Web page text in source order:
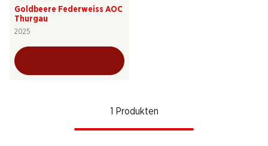
Goldbeere Federweiss AOC
Thurgau
2025
1 Produkten